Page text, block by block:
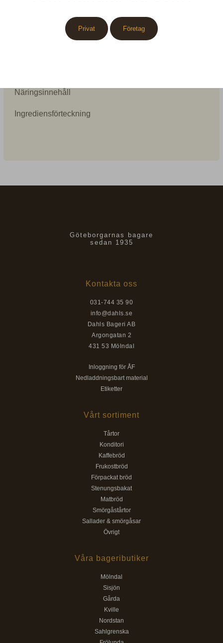
Näringsinnehåll
Ingrediensförteckning
Göteborgarnas bagare
sedan 1935
Kontakta oss
031-744 35 90
info@dahls.se
Dahls Bageri AB
Argongatan 2
431 53 Mölndal
Inloggning för ÅF
Nedladdningsbart material
Etiketter
Vårt sortiment
Tårtor
Konditori
Kaffebröd
Frukostbröd
Förpackat bröd
Stenungsbakat
Matbröd
Smörgåstårtor
Sallader & smörgåsar
Övrigt
Våra bageributiker
Mölndal
Sisjön
Gårda
Kville
Nordstan
Sahlgrenska
Privat Företag